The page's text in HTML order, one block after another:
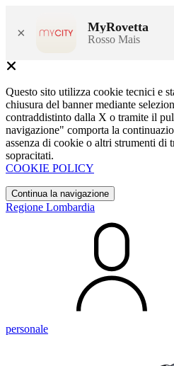
× MyRovetta
Rosso Mais
Questo sito utilizza cookie tecnici e
chiusura del banner mediante
contraddistinto dalla X o tramite il
navigazione" comporta la
assenza di cookie o altri strumenti di
sopracitati.
COOKIE POLICY
Continua la navigazione
Regione Lombardia
personale